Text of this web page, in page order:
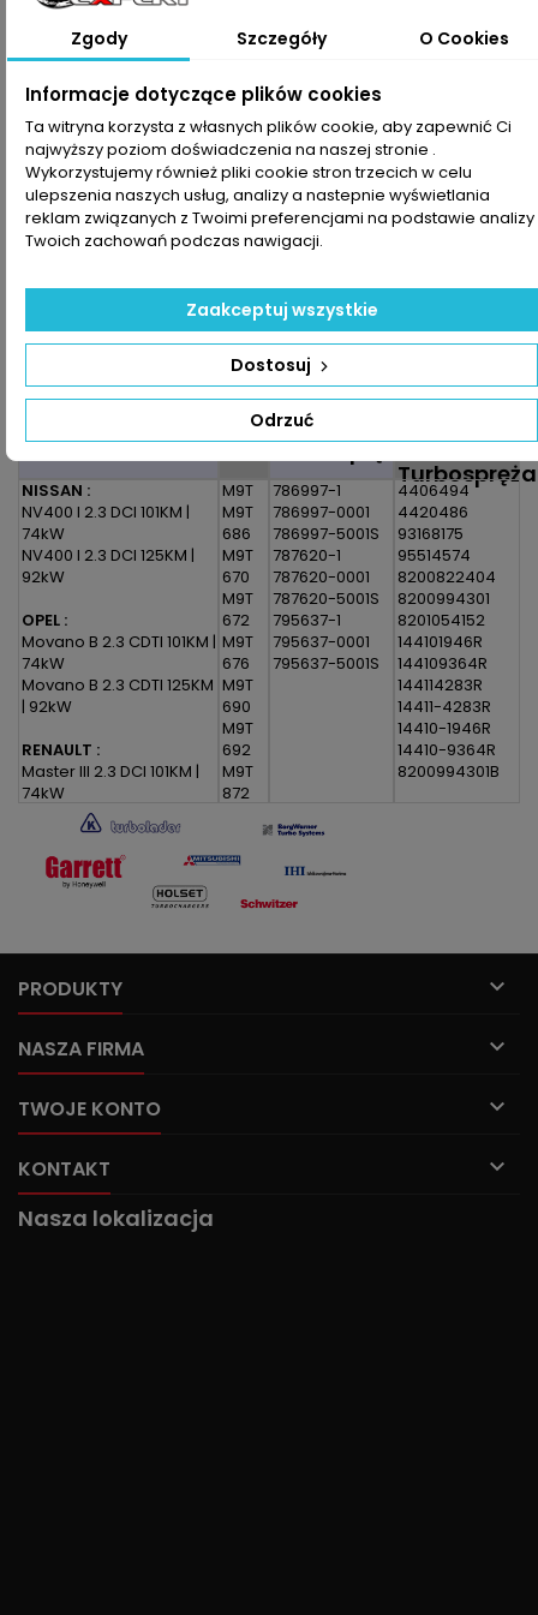
70,00 zł
Ilość  Dodaj do koszyka
 Zapytaj o dostępność Tel:+48-717-358-575
Udostępnij
 Drukuj
SZCZEGÓŁY PRODUKTU
Zestaw montażowy do turbosprężarki pasujący do pojazdu
SilnikNumer
Turbosprężarki
OEM
NISSAN :
NV400 I 2.3 DCI 101KM |
74kW
NV400 I 2.3 DCI 125KM |
92kW
OPEL :
Movano B 2.3 CDTI 101KM |
74kW
Movano B 2.3 CDTI 125KM
| 92kW
RENAULT :
Master III 2.3 DCI 101KM |
74kW
Master III 2.3 DCI 125KM |
M9T
M9T
686
M9T
670
M9T
672
M9T
676
M9T
690
M9T
692
M9T
872
786997-1
786997-0001
786997-5001S
787620-1
787620-0001
787620-5001S
795637-1
795637-0001
795637-5001S
4406494
4420486
93168175
95514574
8200822404
8200994301
8201054152
144101946R
144109364R
144114283R
14411-4283R
14410-1946R
14410-9364R
8200994301B
PRODUKTY 
NASZA FIRMA 
TWOJE KONTO 
KONTAKT 
Nasza lokalizacja
Zgody Szczegóły O Cookies
Informacje dotyczące plików cookies
Ta witryna korzysta z własnych plików cookie, aby zapewnić Ci
najwyższy poziom doświadczenia na naszej stronie .
Wykorzystujemy również pliki cookie stron trzecich w celu
ulepszenia naszych usług, analizy a nastepnie wyświetlania
reklam związanych z Twoimi preferencjami na podstawie analizy
Twoich zachowań podczas nawigacji.
Odrzuć
Dostosuj
Zaakceptuj wszystkie